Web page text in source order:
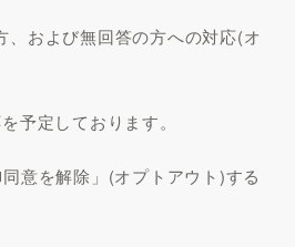
および無回答の方への対応(オ
予定しております。
意を解除」(オプトアウト)する